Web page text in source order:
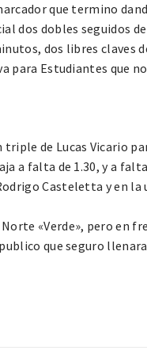
que termino
dos dobles seguidos
dos libres claves
para Estudiantes que
de Lucas Vicario
a falta de 1.30, y a
Casteletta y en
«Verde», pero en
que seguro